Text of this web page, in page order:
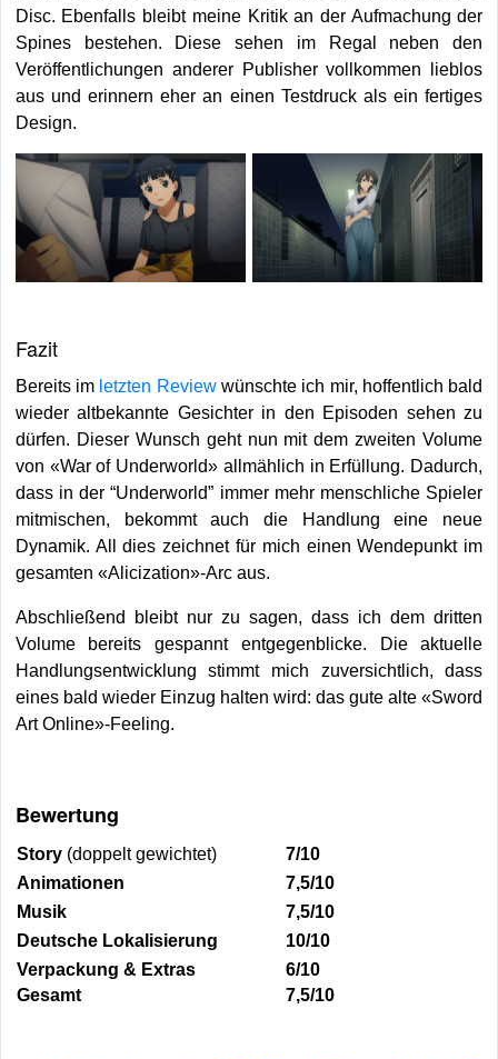
Disc. Ebenfalls bleibt meine Kritik an der Aufmachung der
Spines bestehen. Diese sehen im Regal neben den
Veröffentlichungen anderer Publisher vollkommen lieblos
aus und erinnern eher an einen Testdruck als ein fertiges
Design.
Fazit
Bereits im letzten Reviewwünschte ich mir, hoffentlich bald
wieder altbekannte Gesichter in den Episoden sehen zu
dürfen. Dieser Wunsch geht nun mit dem zweiten Volume
von «War of Underworld» allmählich in Erfüllung. Dadurch,
dass in der “Underworld” immer mehr menschliche Spieler
mitmischen, bekommt auch die Handlung eine neue
Dynamik. All dies zeichnet für mich einen Wendepunkt im
gesamten «Alicization»-Arc aus.
Abschließend bleibt nur zu sagen, dass ich dem dritten
Volume bereits gespannt entgegenblicke. Die aktuelle
Handlungsentwicklung stimmt mich zuversichtlich, dass
eines bald wieder Einzug halten wird: das gute alte «Sword
Art Online»-Feeling.
Bewertung
Story(doppelt gewichtet)
7/10
Animationen
7,5/10
Musik
7,5/10
Deutsche Lokalisierung
10/10
Verpackung & Extras
6/10
Gesamt 7,5/10